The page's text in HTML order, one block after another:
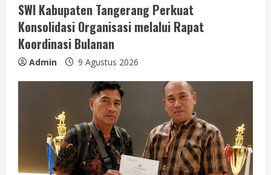
SWI Kabupaten Tangerang Perkuat
Konsolidasi Organisasi melalui Rapat
Koordinasi Bulanan
Admin 9 Agustus 2026